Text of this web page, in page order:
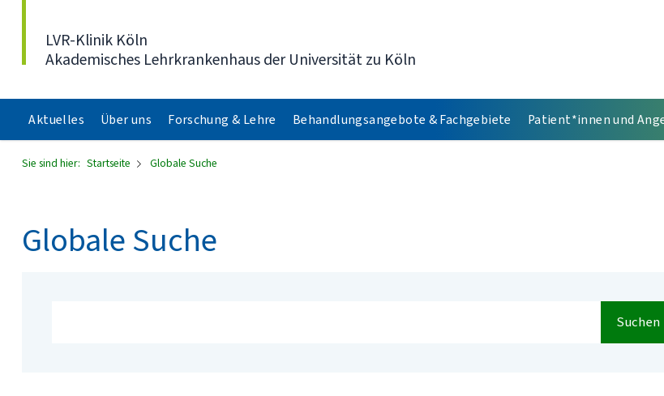
LVR-Klinik Köln
Akademisches Lehrkrankenhaus der Universität zu Köln
Aktuelles Über uns Forschung & Lehre Behandlungsangebote & Fachgebiete Patient*innen und
Sie sind hier: Startseite Globale Suche
Globale Suche
Suchen